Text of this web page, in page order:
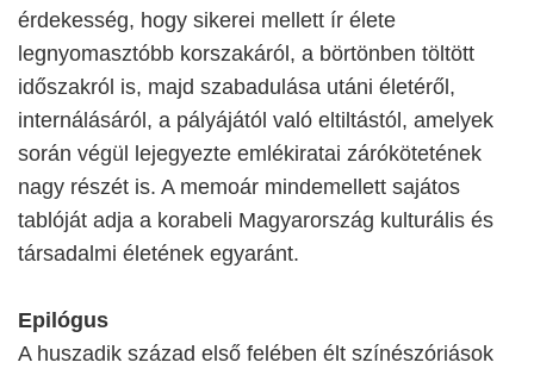
érdekesség, hogy sikerei mellett ír élete
legnyomasztóbb korszakáról, a börtönben töltött
időszakról is, majd szabadulása utáni életéről,
internálásáról, a pályájától való eltiltástól, amelyek
során végül lejegyezte emlékiratai zárókötetének
nagy részét is. A memoár mindemellett sajátos
tablóját adja a korabeli Magyarország kulturális és
társadalmi életének egyaránt.
Epilógus
A huszadik század első felében élt színészóriások